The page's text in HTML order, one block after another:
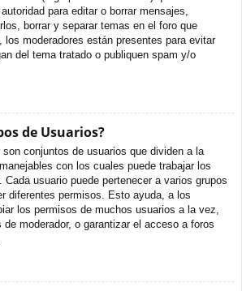
para editar o borrar mensajes,
borrar y separar temas en el foro que
los moderadores están presentes para evitar
del tema tratado o publiquen spam y/o
de Usuarios?
son conjuntos de usuarios que dividen a la
con los cuales puede trabajar los
usuario puede pertenecer a varios grupos
diferentes permisos. Esto ayuda, a los
los permisos de muchos usuarios a la vez,
moderador, o garantizar el acceso a foros